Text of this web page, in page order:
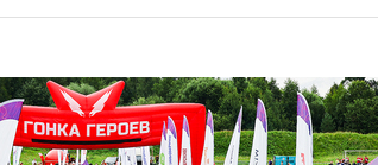
09:25Ильский НПЗ на Кубани
08:57Собянин сообщил о
девяти БПЛА, сбитых на
подлете к Москве